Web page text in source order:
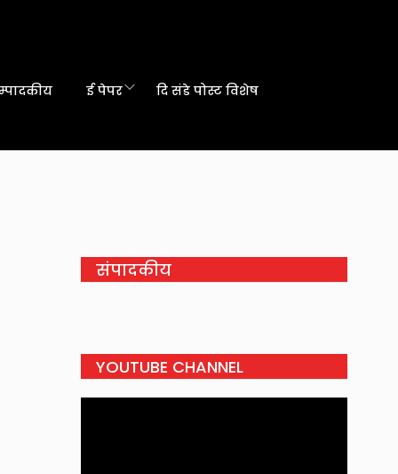
ई पेपर दि संडे पोस्ट विशेष
संपादकीय
YOUTUBE CHANNEL